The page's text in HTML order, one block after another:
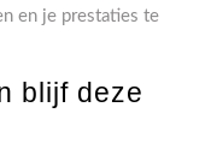
en je prestaties te
blijf deze